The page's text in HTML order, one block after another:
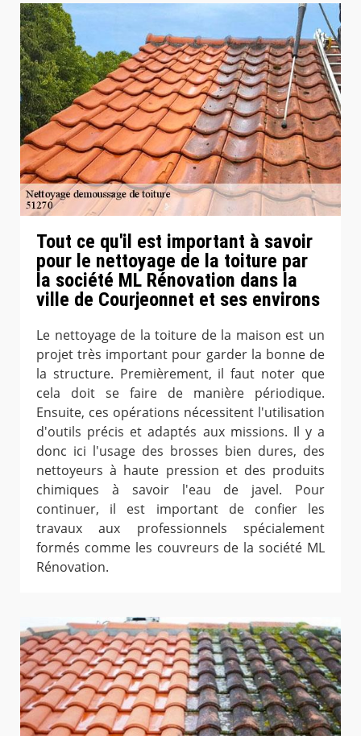
Tout ce qu'il est important à savoir
pour le nettoyage de la toiture par
la société ML Rénovation dans la
ville de Courjeonnet et ses environs
Le nettoyage de la toiture de la maison est un
projet très important pour garder la bonne de
la structure. Premièrement, il faut noter que
cela doit se faire de manière périodique.
Ensuite, ces opérations nécessitent l'utilisation
d'outils précis et adaptés aux missions. Il y a
donc ici l'usage des brosses bien dures, des
nettoyeurs à haute pression et des produits
chimiques à savoir l'eau de javel. Pour
continuer, il est important de confier les
travaux aux professionnels spécialement
formés comme les couvreurs de la société ML
Rénovation.